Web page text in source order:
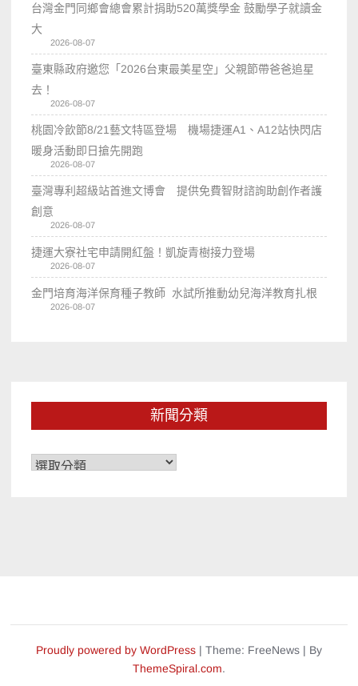
台灣金門同鄉會總會累計捐助520萬獎學金 鼓勵學子就讀金
大
2026-08-07
臺東縣政府邀您「2026台東最美星空」父親節帶爸爸追星
去！
2026-08-07
桃園冷飲節8/21藝文特區登場 機場捷運A1、A12站快閃店
暖身活動即日搶先開跑
2026-08-07
臺灣專利超級站首進文博會 提供免費智財諮詢助創作者護
創意
2026-08-07
捷運大寮社宅申請開紅盤！凱旋青樹接力登場
2026-08-07
金門培育海洋保育種子教師 水試所推動幼兒海洋教育扎根
2026-08-07
新聞分類
新
Proudly powered by WordPress | Theme: FreeNews | By
ThemeSpiral.com.